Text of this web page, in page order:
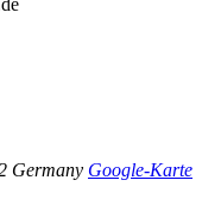
Germany Google-Karte